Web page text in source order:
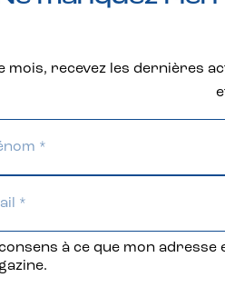
mois, recevez les dernières
à ce que mon